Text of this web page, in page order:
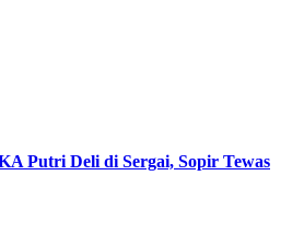
Putri Deli di Sergai, Sopir Tewas